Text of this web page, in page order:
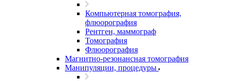
Компьютерная томография,
флюорография
Рентген, маммограф
Томография
Флюорография
Магнитно-резонансная томография
Манипуляции, процедуры